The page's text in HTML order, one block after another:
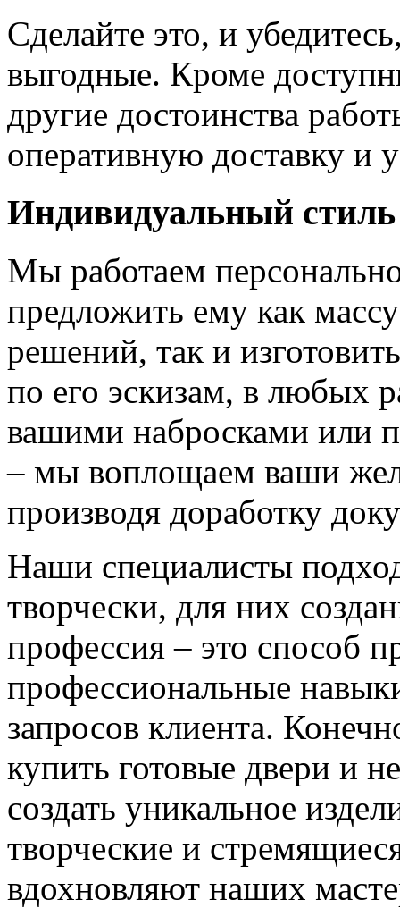
Сделайте это, и
выгодные. Кроме
другие достоинства
оперативную доставку и
Индивидуальный стиль
Мы работаем
предложить ему как
решений, так и
по его эскизам, в любых
вашими набросками или
– мы воплощаем ваши
производя доработку
Наши специалисты
творчески, для них
профессия – это способ
профессиональные
запросов клиента.
купить готовые двери и
создать уникальное
творческие и
вдохновляют наших